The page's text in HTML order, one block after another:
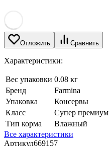
Отложить Сравнить
Характеристики:
Вес упаковки 0.08 кг
Бренд
Farmina
Упаковка
Консервы
Класс
Супер премиум
Тип корма
Влажный
Все характеристики
Артикул669157